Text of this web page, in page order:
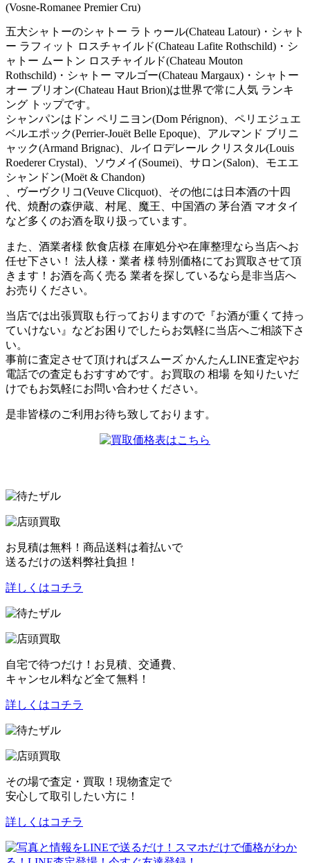
(Vosne-Romanee Premier Cru)
五大シャトーのシャトー ラトゥール(Chateau Latour)・シャト
ー ラフィット ロスチャイルド(Chateau Lafite Rothschild)・シ
ャトー ムートン ロスチャイルド(Chateau Mouton
Rothschild)・シャトー マルゴー(Chateau Margaux)・シャトー
オー ブリオン(Chateau Haut Brion)は世界で常に人気 ランキ
ング トップです。
シャンパンはドン ペリニヨン(Dom Pérignon)、ペリエジュエ
ベルエポック(Perrier-Jouët Belle Epoque)、アルマンド ブリニ
ャック(Armand Brignac)、ルイロデレール クリスタル(Louis
Roederer Crystal)、ソウメイ(Soumei)、サロン(Salon)、モエエ
シャンドン(Moët & Chandon)
、ヴーヴクリコ(Veuve Clicquot)、その他には日本酒の十四
代、焼酎の森伊蔵、村尾、魔王、中国酒の 茅台酒 マオタイ
など多くのお酒を取り扱っています。
また、酒業者様 飲食店様 在庫処分や在庫整理なら当店へお
任せ下さい！ 法人様・業者 様 特別価格にてお買取させて頂
きます！お酒を高く売る 業者を探しているなら是非当店へ
お売りください。
当店では出張買取も行っておりますので『お酒が重くて持っ
ていけない』などお困りでしたらお気軽に当店へご相談下さ
い。
事前に査定させて頂ければスムーズ かんたんLINE査定やお
電話での査定もおすすめです。お買取の 相場 を知りたいだ
けでもお気軽にお問い合わせください。
是非皆様のご利用お待ち致しております。
お見積は無料！商品送料は着払いで
送るだけの送料弊社負担！
詳しくはコチラ
自宅で待つだけ！お見積、交通費、
キャンセル料など全て無料！
詳しくはコチラ
その場で査定・買取！現物査定で
安心して取引したい方に！
詳しくはコチラ